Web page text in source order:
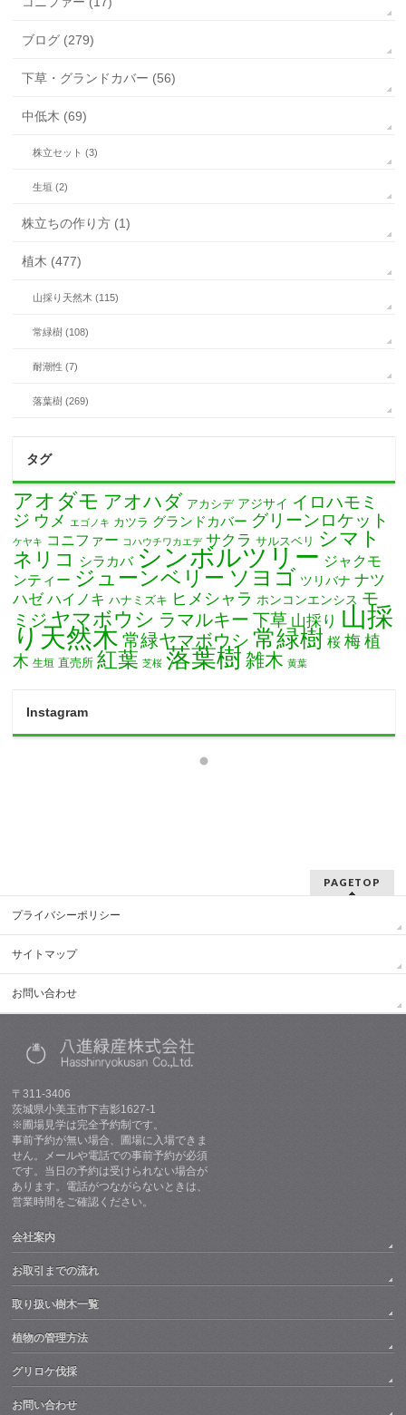
ブログ (279)
下草・グランドカバー (56)
中低木 (69)
株立セット (3)
生垣 (2)
株立ちの作り方 (1)
植木 (477)
山採り天然木 (115)
常緑樹 (108)
耐潮性 (7)
落葉樹 (269)
タグ
アオダモ アオハダ アカシデ アジサイ イロハモミ
ジ ウメ エゴノキ カツラ グランドカバー グリーンロケット
ケヤキ コニファー コハウチワカエデ サクラ サルスベリ シマト
ネリコ
シラカバ シンボルツリー ジャクモ
ンティー ジューンベリー ソヨゴ ツリバナ ナツ
ハゼ ハイノキ ハナミズキ ヒメシャラ ホンコンエンシス モ
ミジ ヤマボウシ ラマルキー 下草 山採り 山採
り天然木 常緑ヤマボウシ 常緑樹 桜 梅 植
木 生垣 直売所 紅葉 芝桜 落葉樹 雑木 黄葉
Instagram
PAGETOP
プライバシーポリシー
サイトマップ
お問い合わせ
〒311-3406
茨城県小美玉市下吉影1627-1
※圃場見学は完全予約制です。
事前予約が無い場合、圃場に入場できま
せん。メールや電話での事前予約が必須
です。当日の予約は受けられない場合が
あります。電話がつながらないときは、
営業時間をご確認ください。
会社案内
お取引までの流れ
取り扱い樹木一覧
植物の管理方法
グリロケ伐採
お問い合わせ